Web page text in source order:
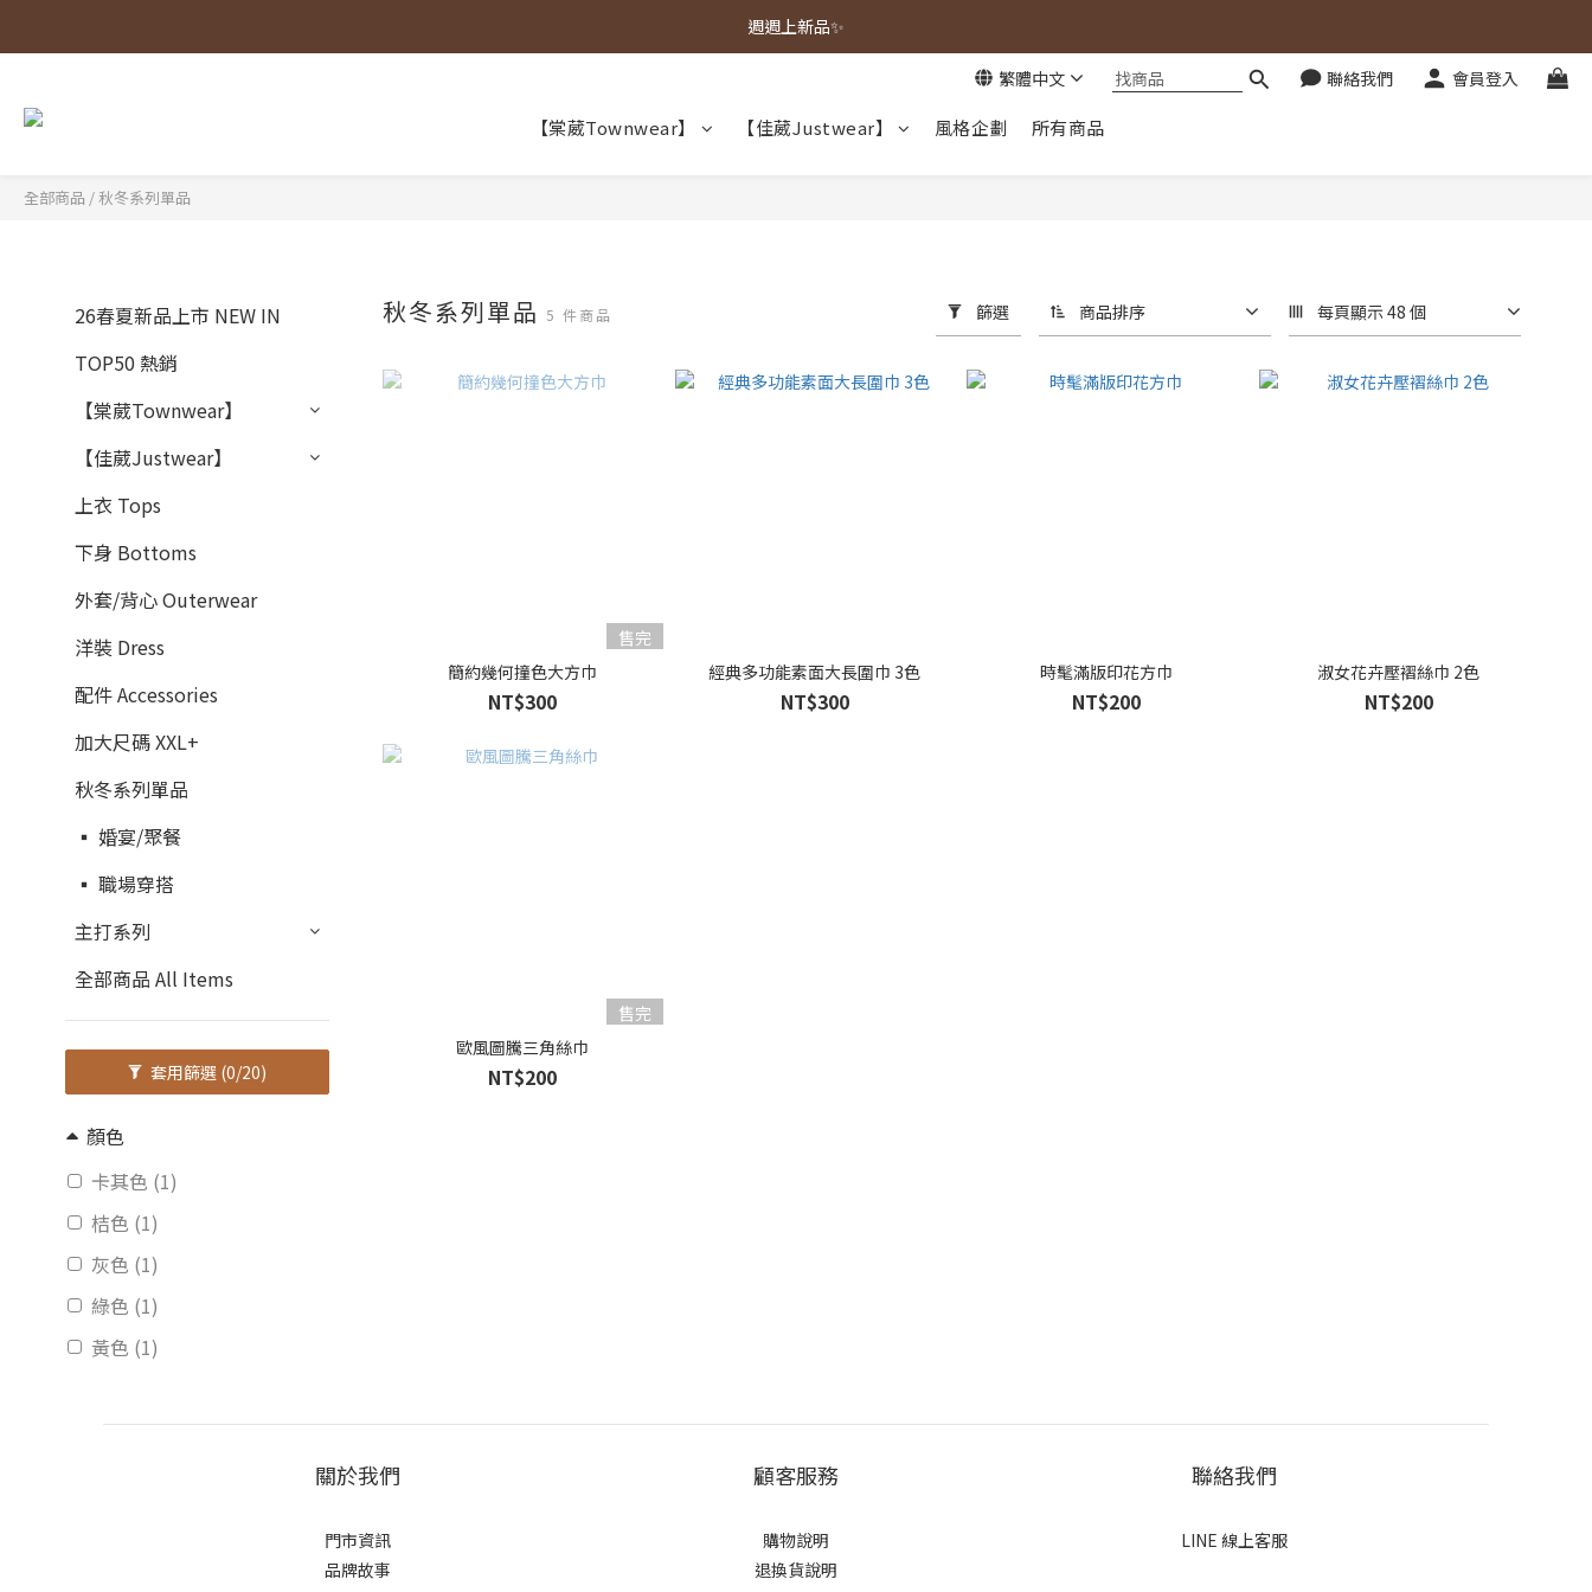
春夏新品上市🌿
週週上新品✨
繁體中文 聯絡我們 會員登入
【棠葳Townwear】 【佳葳Justwear】 風格企劃 所有商品
全部商品 /秋冬系列單品
26春夏新品上市 NEW IN
TOP50 熱銷
【棠葳Townwear】
【佳葳Justwear】
上衣 Tops
下身 Bottoms
外套/背心 Outerwear
洋裝 Dress
配件 Accessories
加大尺碼 XXL+
秋冬系列單品
▪ 婚宴/聚餐
▪ 職場穿搭
主打系列
全部商品 All Items
套用篩選 (0/20)
顏色
卡其色 (1)
桔色 (1)
灰色 (1)
綠色 (1)
黃色 (1)
秋冬系列單品 5 件商品 篩選 商品排序 每頁顯示 48 個
售完
簡約幾何撞色大方巾
NT$300
經典多功能素面大長圍巾 3色
NT$300
時髦滿版印花方巾
NT$200
淑女花卉壓褶絲巾 2色
NT$200
售完
歐風圖騰三角絲巾
NT$200
關於我們
門市資訊
品牌故事
顧客服務
購物說明
退換貨說明
聯絡我們
LINE 線上客服